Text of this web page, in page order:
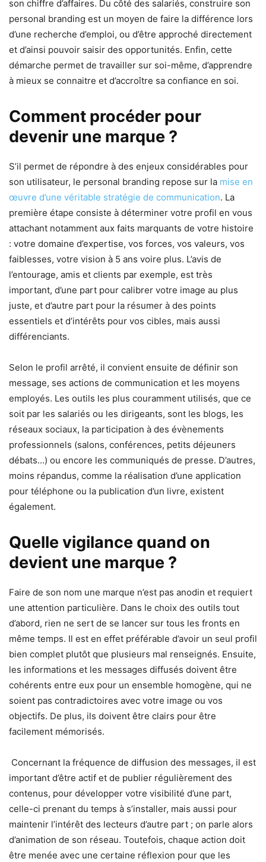
son chiffre d’affaires. Du côté des salariés, construire son
personal branding est un moyen de faire la différence lors
d’une recherche d’emploi, ou d’être approché directement
et d’ainsi pouvoir saisir des opportunités. Enfin, cette
démarche permet de travailler sur soi-même, d’apprendre
à mieux se connaitre et d’accroître sa confiance en soi.
Comment procéder pour
devenir une marque ?
S’il permet de répondre à des enjeux considérables pour
son utilisateur, le personal branding repose sur la mise en
œuvre d’une véritable stratégie de communication. La
première étape consiste à déterminer votre profil en vous
attachant notamment aux faits marquants de votre histoire
: votre domaine d’expertise, vos forces, vos valeurs, vos
faiblesses, votre vision à 5 ans voire plus. L’avis de
l’entourage, amis et clients par exemple, est très
important, d’une part pour calibrer votre image au plus
juste, et d’autre part pour la résumer à des points
essentiels et d’intérêts pour vos cibles, mais aussi
différenciants.
Selon le profil arrêté, il convient ensuite de définir son
message, ses actions de communication et les moyens
employés. Les outils les plus couramment utilisés, que ce
soit par les salariés ou les dirigeants, sont les blogs, les
réseaux sociaux, la participation à des évènements
professionnels (salons, conférences, petits déjeuners
débats…) ou encore les communiqués de presse. D’autres,
moins répandus, comme la réalisation d’une application
pour téléphone ou la publication d’un livre, existent
également.
Quelle vigilance quand on
devient une marque ?
Faire de son nom une marque n’est pas anodin et requiert
une attention particulière. Dans le choix des outils tout
d’abord, rien ne sert de se lancer sur tous les fronts en
même temps. Il est en effet préférable d’avoir un seul profil
bien complet plutôt que plusieurs mal renseignés. Ensuite,
les informations et les messages diffusés doivent être
cohérents entre eux pour un ensemble homogène, qui ne
soient pas contradictoires avec votre image ou vos
objectifs. De plus, ils doivent être clairs pour être
facilement mémorisés.
Concernant la fréquence de diffusion des messages, il est
important d’être actif et de publier régulièrement des
contenus, pour développer votre visibilité d’une part,
celle-ci prenant du temps à s’installer, mais aussi pour
maintenir l’intérêt des lecteurs d’autre part ; on parle alors
d’animation de son réseau. Toutefois, chaque action doit
être menée avec une certaine réflexion pour que les